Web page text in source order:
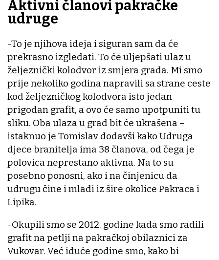
Aktivni članovi pakračke
udruge
-To je njihova ideja i siguran sam da će
prekrasno izgledati. To će uljepšati ulaz u
željeznički kolodvor iz smjera grada. Mi smo
prije nekoliko godina napravili sa strane ceste
kod željezničkog kolodvora isto jedan
prigodan grafit, a ovo će samo upotpuniti tu
sliku. Oba ulaza u grad bit će ukrašena –
istaknuo je Tomislav dodavši kako Udruga
djece branitelja ima 38 članova, od čega je
polovica neprestano aktivna. Na to su
posebno ponosni, ako i na činjenicu da
udrugu čine i mladi iz šire okolice Pakraca i
Lipika.
-Okupili smo se 2012. godine kada smo radili
grafit na petlji na pakračkoj obilaznici za
Vukovar. Već iduće godine smo, kako bi